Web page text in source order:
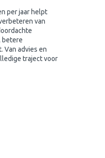
per jaar helpt
van
betere
Van advies en
traject voor